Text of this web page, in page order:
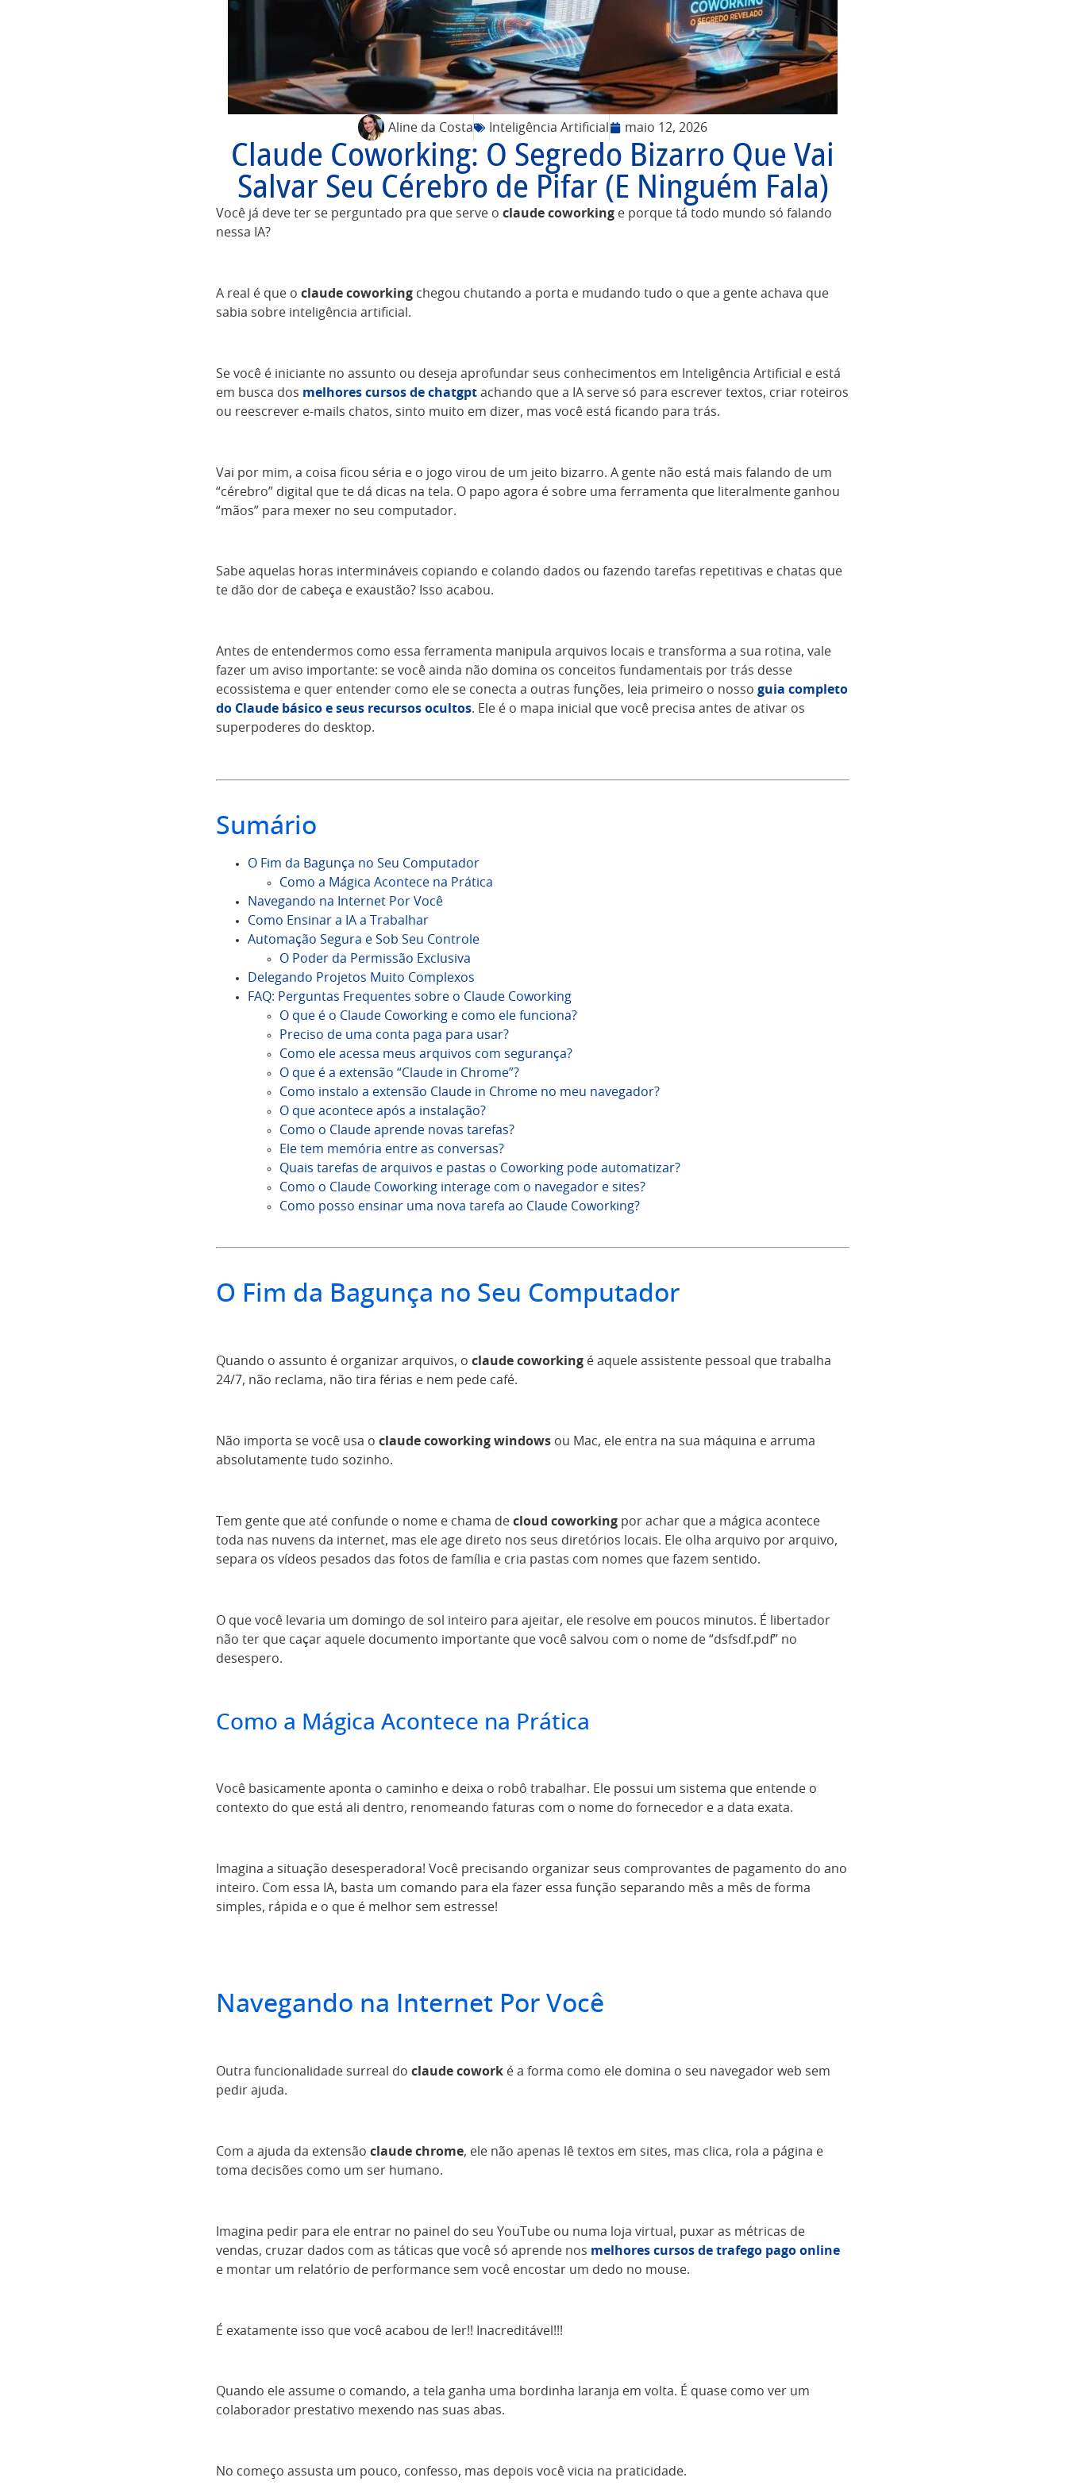
Aline da Costa Inteligência Artificial maio 12, 2026
Claude Coworking: O Segredo Bizarro Que Vai
Salvar Seu Cérebro de Pifar (E Ninguém Fala)
Você já deve ter se perguntado pra que serve o claude coworking e porque tá todo mundo só falando
nessa IA?
A real é que o claude coworking chegou chutando a porta e mudando tudo o que a gente achava que
sabia sobre inteligência artificial.
Se você é iniciante no assunto ou deseja aprofundar seus conhecimentos em Inteligência Artificial e está
em busca dos melhores cursos de chatgpt achando que a IA serve só para escrever textos, criar roteiros
ou reescrever e-mails chatos, sinto muito em dizer, mas você está ficando para trás.
Vai por mim, a coisa ficou séria e o jogo virou de um jeito bizarro. A gente não está mais falando de um
“cérebro” digital que te dá dicas na tela. O papo agora é sobre uma ferramenta que literalmente ganhou
“mãos” para mexer no seu computador.
Sabe aquelas horas intermináveis copiando e colando dados ou fazendo tarefas repetitivas e chatas que
te dão dor de cabeça e exaustão? Isso acabou.
Antes de entendermos como essa ferramenta manipula arquivos locais e transforma a sua rotina, vale
fazer um aviso importante: se você ainda não domina os conceitos fundamentais por trás desse
ecossistema e quer entender como ele se conecta a outras funções, leia primeiro o nosso guia completo
do Claude básico e seus recursos ocultos. Ele é o mapa inicial que você precisa antes de ativar os
superpoderes do desktop.
Sumário
O Fim da Bagunça no Seu Computador
Como a Mágica Acontece na Prática
Navegando na Internet Por Você
Como Ensinar a IA a Trabalhar
Automação Segura e Sob Seu Controle
O Poder da Permissão Exclusiva
Delegando Projetos Muito Complexos
FAQ: Perguntas Frequentes sobre o Claude Coworking
O que é o Claude Coworking e como ele funciona?
Preciso de uma conta paga para usar?
Como ele acessa meus arquivos com segurança?
O que é a extensão “Claude in Chrome”?
Como instalo a extensão Claude in Chrome no meu navegador?
O que acontece após a instalação?
Como o Claude aprende novas tarefas?
Ele tem memória entre as conversas?
Quais tarefas de arquivos e pastas o Coworking pode automatizar?
Como o Claude Coworking interage com o navegador e sites?
Como posso ensinar uma nova tarefa ao Claude Coworking?
O Fim da Bagunça no Seu Computador
Quando o assunto é organizar arquivos, o claude coworking é aquele assistente pessoal que trabalha
24/7, não reclama, não tira férias e nem pede café.
Não importa se você usa o claude coworking windows ou Mac, ele entra na sua máquina e arruma
absolutamente tudo sozinho.
Tem gente que até confunde o nome e chama de cloud coworking por achar que a mágica acontece
toda nas nuvens da internet, mas ele age direto nos seus diretórios locais. Ele olha arquivo por arquivo,
separa os vídeos pesados das fotos de família e cria pastas com nomes que fazem sentido.
O que você levaria um domingo de sol inteiro para ajeitar, ele resolve em poucos minutos. É libertador
não ter que caçar aquele documento importante que você salvou com o nome de “dsfsdf.pdf” no
desespero.
Como a Mágica Acontece na Prática
Você basicamente aponta o caminho e deixa o robô trabalhar. Ele possui um sistema que entende o
contexto do que está ali dentro, renomeando faturas com o nome do fornecedor e a data exata.
Imagina a situação desesperadora! Você precisando organizar seus comprovantes de pagamento do ano
inteiro. Com essa IA, basta um comando para ela fazer essa função separando mês a mês de forma
simples, rápida e o que é melhor sem estresse!
Navegando na Internet Por Você
Outra funcionalidade surreal do claude cowork é a forma como ele domina o seu navegador web sem
pedir ajuda.
Com a ajuda da extensão claude chrome, ele não apenas lê textos em sites, mas clica, rola a página e
toma decisões como um ser humano.
Imagina pedir para ele entrar no painel do seu YouTube ou numa loja virtual, puxar as métricas de
vendas, cruzar dados com as táticas que você só aprende nos melhores cursos de trafego pago online
e montar um relatório de performance sem você encostar um dedo no mouse.
É exatamente isso que você acabou de ler!! Inacreditável!!!
Quando ele assume o comando, a tela ganha uma bordinha laranja em volta. É quase como ver um
colaborador prestativo mexendo nas suas abas.
No começo assusta um pouco, confesso, mas depois você vicia na praticidade.